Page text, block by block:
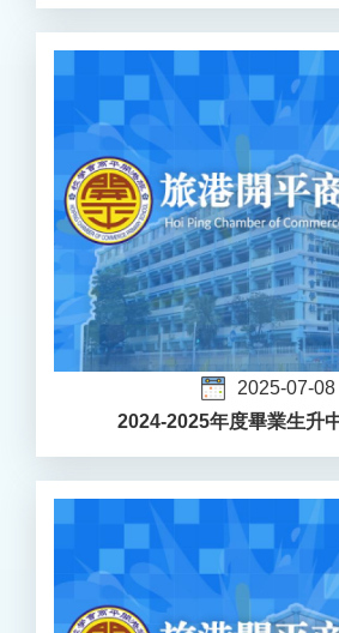
2025-07-08
2024-2025年度畢業生升